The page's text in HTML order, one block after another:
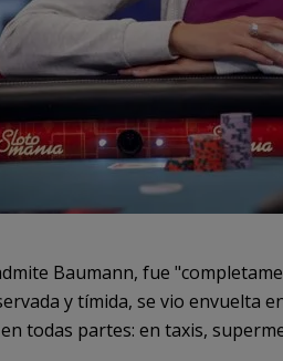
Baumann, fue
y tímida, se vio envuelta
todas partes: en taxis,